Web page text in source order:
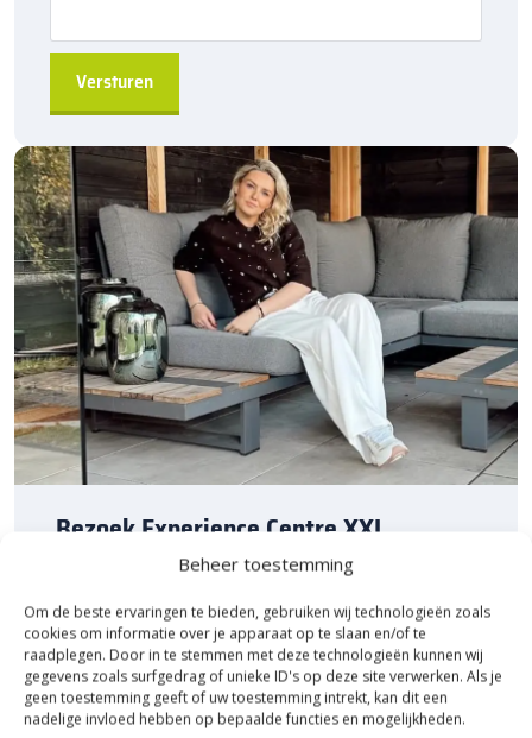
Beheer toestemming
Om de beste ervaringen te bieden, gebruiken wij technologieën zoals
cookies om informatie over je apparaat op te slaan en/of te
raadplegen. Door in te stemmen met deze technologieën kunnen wij
gegevens zoals surfgedrag of unieke ID's op deze site verwerken. Als je
geen toestemming geeft of uw toestemming intrekt, kan dit een
nadelige invloed hebben op bepaalde functies en mogelijkheden.
Duurzaam en betrouwbaar:
Kijlstra RWS-banden
beton, waardoor ze bestand zijn tegen zware belasting en
langdurig gebruik. Ze zijn perfect voor gebruik instraat- en
wegprojecten en leveren duurzame prestaties onder diverse
omstandigheden.
Bestellen via sierbestratingsmarkt.com : Bestel de
Kijlstra
RWS-band 13/25×20 hoekstuk 135 uitwendig
eenvoudig bij
sierbestratingsmarkt.comen creëer een robuuste en veilige
afscheiding in jouw wegproject. Dankzij onze
snelle en
betrouwbare leveringkun je efficiënt aan de slag met je
project.
Heb je vragen of behoefte aan extra informatie? Neem gerust
contact met ons op, we helpen je graag verder!
Bezoek Experience Centre XXL
Bijna het gehele Kijlstra assortiment vind je in het
prachtige Heerde.
★ 2.500m² Experience Centre XXL in Heerde!
Kom gezellig langs!